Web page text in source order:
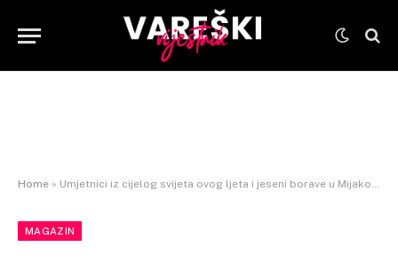
Home » Umjetnici iz cijelog svijeta ovog ljeta i jeseni borave u Mijakovićima kod Vareša
MAGAZIN